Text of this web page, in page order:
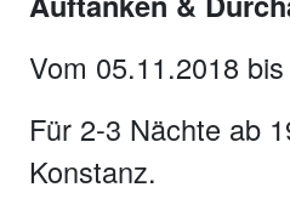
Vom 05.11.2018
Für 2-3 Nächte ab
Konstanz.